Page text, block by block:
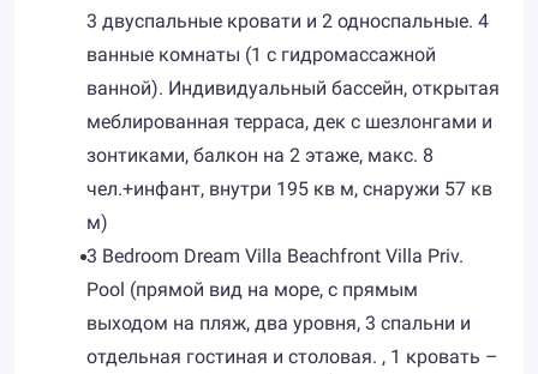
3 двуспальные кровати и 2 односпальные. 4
ванные комнаты (1 с гидромассажной
ванной). Индивидуальный бассейн, открытая
меблированная терраса, дек с шезлонгами и
зонтиками, балкон на 2 этаже, макс. 8
чел.+инфант, внутри 195 кв м, снаружи 57 кв
м)
3 Bedroom Dream Villa Beachfront Villa Priv.
Pool (прямой вид на море, с прямым
выходом на пляж, два уровня, 3 спальни и
отдельная гостиная и столовая. , 1 кровать –